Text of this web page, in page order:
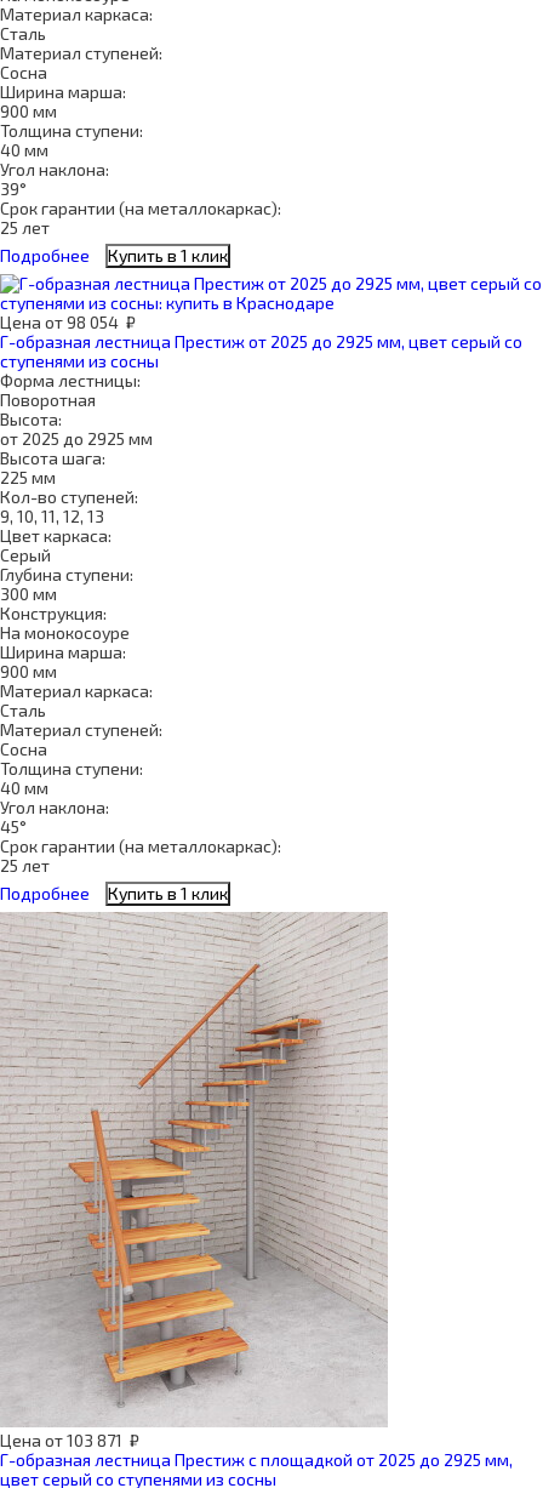
Материал каркаса:
Сталь
Материал ступеней:
Сосна
Ширина марша:
900 мм
Толщина ступени:
40 мм
Угол наклона:
39°
Срок гарантии (на металлокаркас):
25 лет
Подробнее
Купить в 1 клик
Цена от98 054 ₽
Г-образная лестница Престиж от 2025 до 2925 мм, цвет серый со
ступенями из сосны
Форма лестницы:
Поворотная
Высота:
от 2025 до 2925 мм
Высота шага:
225 мм
Кол-во ступеней:
9, 10, 11, 12, 13
Цвет каркаса:
Серый
Глубина ступени:
300 мм
Конструкция:
На монокосоуре
Ширина марша:
900 мм
Материал каркаса:
Сталь
Материал ступеней:
Сосна
Толщина ступени:
40 мм
Угол наклона:
45°
Срок гарантии (на металлокаркас):
25 лет
Подробнее
Купить в 1 клик
Цена от103 871 ₽
Г-образная лестница Престиж с площадкой от 2025 до 2925 мм,
цвет серый со ступенями из сосны